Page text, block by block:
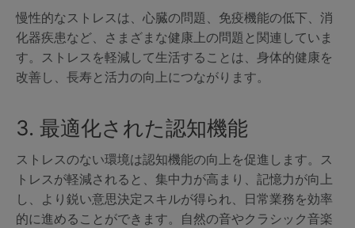
慢性的なストレスは、心臓の問題、免疫機能の低下、消
化器疾患など、さまざまな健康上の問題と関連していま
す。ストレスを軽減して生活することは、身体的健康を
改善し、長寿と活力の向上につながります。
3. 最適化された認知機能
ストレスのない環境は認知機能の向上を促進します。ス
トレスが軽減されると、集中力が高まり、記憶力が向上
し、より鋭い意思決定スキルが得られ、日常業務を効率
的に進めることができます。自然の音やクラシック音楽